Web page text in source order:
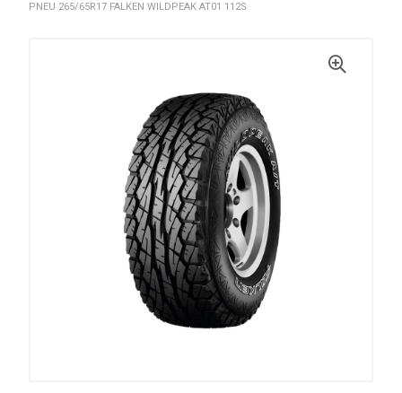
PNEU 265/65R17 FALKEN WILDPEAK AT01 112S